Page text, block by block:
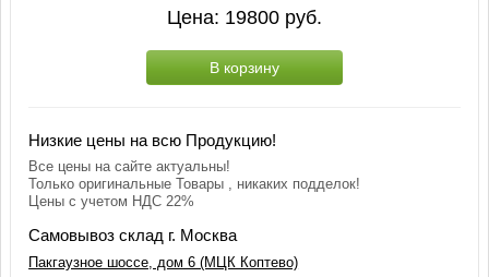
Цена: 19800 руб.
В корзину
Низкие цены на всю Продукцию!
Все цены на сайте актуальны!
Только оригинальные Товары , никаких подделок!
Цены с учетом НДС 22%
Самовывоз склад г. Москва
Пакгаузное шоссе, дом 6 (МЦК Коптево)